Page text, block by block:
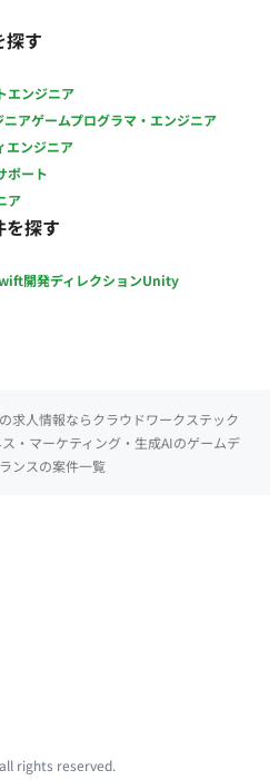
もと、8:00～11:00始業の時差出
・交通費：支給 ・時給：1,750円
って変動 ・その他：月末締め、
探す
エンジニア
ニアゲームプログラマ・エンジニア
エンジニア
ポート
ア
を探す
開発ディレクションUnity
求人情報ならクラウドワークステック
ス・マーケティング・生成AIのゲームデ
ンスの案件一覧
rights reserved.